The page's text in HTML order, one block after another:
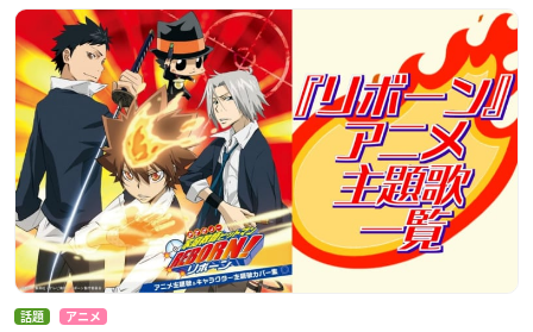
話題 アニメ